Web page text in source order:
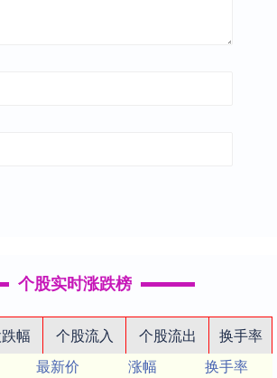
个股实时涨跌榜
幅 个股流入 个股流出
换手率
最新价 涨幅
换手率